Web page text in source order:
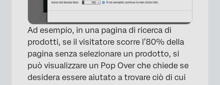
×
Ad esempio, in una pagina di ricerca di
prodotti, se il visitatore scorre l’80% della
pagina senza selezionare un prodotto, si
può visualizzare un Pop Over che chiede se
desidera essere aiutato a trovare ciò di cui